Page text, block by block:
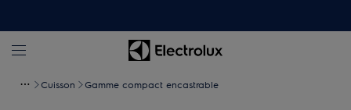
Cuisson Gamme compact encastrable